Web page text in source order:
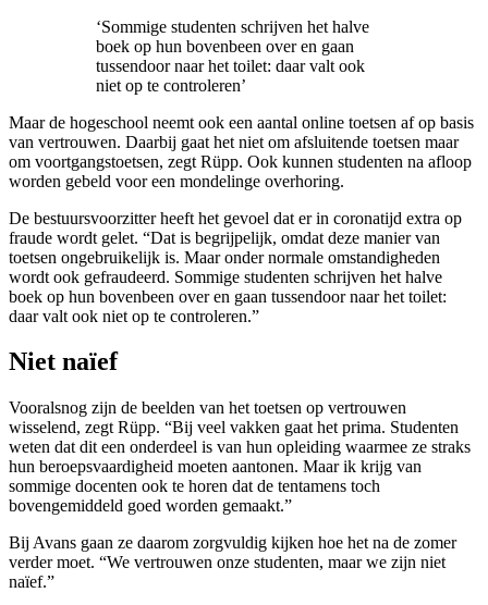
‘Sommige studenten schrijven het halve
boek op hun bovenbeen over en gaan
tussendoor naar het toilet: daar valt ook
niet op te controleren’
Maar de hogeschool neemt ook een aantal online toetsen af op basis
van vertrouwen. Daarbij gaat het niet om afsluitende toetsen maar
om voortgangstoetsen, zegt Rüpp. Ook kunnen studenten na afloop
worden gebeld voor een mondelinge overhoring.
De bestuursvoorzitter heeft het gevoel dat er in coronatijd extra op
fraude wordt gelet. “Dat is begrijpelijk, omdat deze manier van
toetsen ongebruikelijk is. Maar onder normale omstandigheden
wordt ook gefraudeerd. Sommige studenten schrijven het halve
boek op hun bovenbeen over en gaan tussendoor naar het toilet:
daar valt ook niet op te controleren.”
Niet naïef
Vooralsnog zijn de beelden van het toetsen op vertrouwen
wisselend, zegt Rüpp. “Bij veel vakken gaat het prima. Studenten
weten dat dit een onderdeel is van hun opleiding waarmee ze straks
hun beroepsvaardigheid moeten aantonen. Maar ik krijg van
sommige docenten ook te horen dat de tentamens toch
bovengemiddeld goed worden gemaakt.”
Bij Avans gaan ze daarom zorgvuldig kijken hoe het na de zomer
verder moet. “We vertrouwen onze studenten, maar we zijn niet
naïef.”